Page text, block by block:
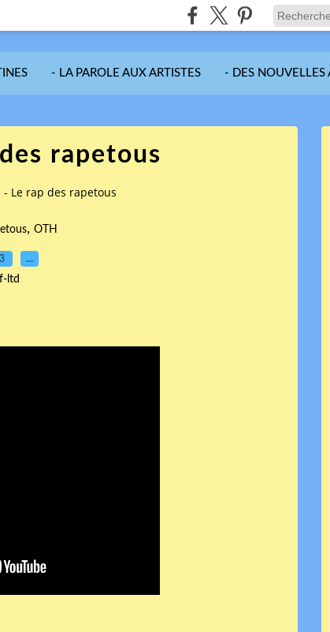
- LA PAROLE AUX ARTISTES - DES NOUVELLES
rapetous
- Le rap des rapetous
, OTH
…
ltd